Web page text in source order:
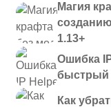
Магия
1.13+
Ошибка
быстрый
Как